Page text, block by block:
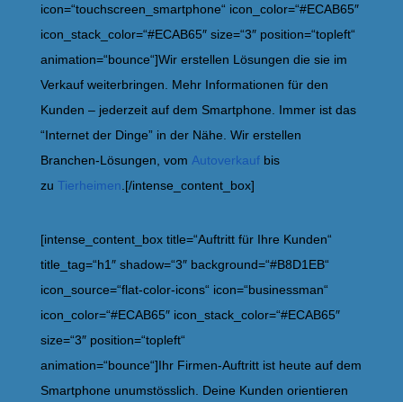
icon=“touchscreen_smartphone“ icon_color=“#ECAB65″
icon_stack_color=“#ECAB65″ size=“3″ position=“topleft“
animation=“bounce“]Wir erstellen Lösungen die sie im
Verkauf weiterbringen. Mehr Informationen für den
Kunden – jederzeit auf dem Smartphone. Immer ist das
“Internet der Dinge” in der Nähe. Wir erstellen
Branchen-Lösungen, vom Autoverkaufbis
zu Tierheimen .[/intense_content_box]
[intense_content_box title=“Auftritt für Ihre Kunden“
title_tag=“h1″ shadow=“3″ background=“#B8D1EB“
icon_source=“flat-color-icons“ icon=“businessman“
icon_color=“#ECAB65″ icon_stack_color=“#ECAB65″
size=“3″ position=“topleft“
animation=“bounce“]Ihr Firmen-Auftritt ist heute auf dem
Smartphone unumstösslich. Deine Kunden orientieren